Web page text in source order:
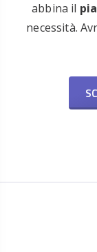
abbina il
necessità.